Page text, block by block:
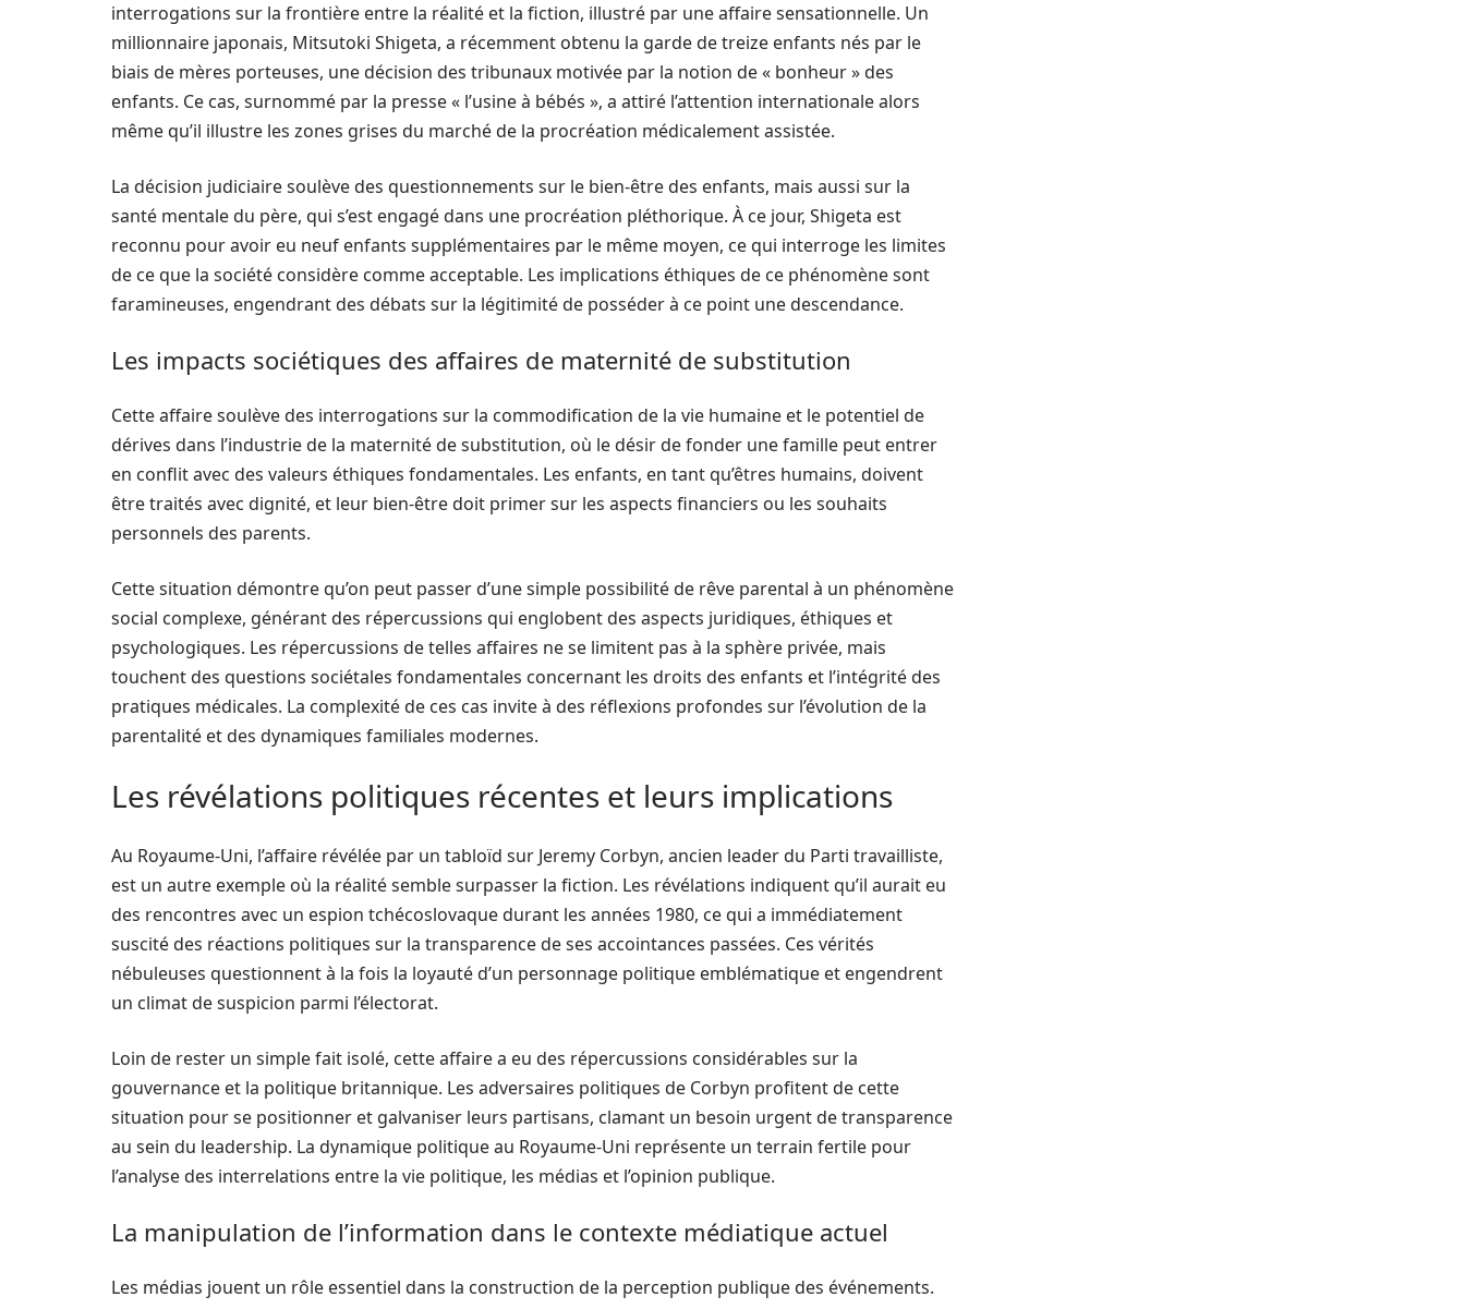
interrogations sur la frontière entre la réalité et la fiction, illustré par une affaire sensationnelle. Un
millionnaire japonais, Mitsutoki Shigeta, a récemment obtenu la garde de treize enfants nés par le
biais de mères porteuses, une décision des tribunaux motivée par la notion de « bonheur » des
enfants. Ce cas, surnommé par la presse « l’usine à bébés », a attiré l’attention internationale alors
même qu’il illustre les zones grises du marché de la procréation médicalement assistée.
La décision judiciaire soulève des questionnements sur le bien-être des enfants, mais aussi sur la
santé mentale du père, qui s’est engagé dans une procréation pléthorique. À ce jour, Shigeta est
reconnu pour avoir eu neuf enfants supplémentaires par le même moyen, ce qui interroge les limites
de ce que la société considère comme acceptable. Les implications éthiques de ce phénomène sont
faramineuses, engendrant des débats sur la légitimité de posséder à ce point une descendance.
Les impacts sociétiques des affaires de maternité de substitution
Cette affaire soulève des interrogations sur la commodification de la vie humaine et le potentiel de
dérives dans l’industrie de la maternité de substitution, où le désir de fonder une famille peut entrer
en conflit avec des valeurs éthiques fondamentales. Les enfants, en tant qu’êtres humains, doivent
être traités avec dignité, et leur bien-être doit primer sur les aspects financiers ou les souhaits
personnels des parents.
Cette situation démontre qu’on peut passer d’une simple possibilité de rêve parental à un phénomène
social complexe, générant des répercussions qui englobent des aspects juridiques, éthiques et
psychologiques. Les répercussions de telles affaires ne se limitent pas à la sphère privée, mais
touchent des questions sociétales fondamentales concernant les droits des enfants et l’intégrité des
pratiques médicales. La complexité de ces cas invite à des réflexions profondes sur l’évolution de la
parentalité et des dynamiques familiales modernes.
Les révélations politiques récentes et leurs implications
Au Royaume-Uni, l’affaire révélée par un tabloïd sur Jeremy Corbyn, ancien leader du Parti travailliste,
est un autre exemple où la réalité semble surpasser la fiction. Les révélations indiquent qu’il aurait eu
des rencontres avec un espion tchécoslovaque durant les années 1980, ce qui a immédiatement
suscité des réactions politiques sur la transparence de ses accointances passées. Ces vérités
nébuleuses questionnent à la fois la loyauté d’un personnage politique emblématique et engendrent
un climat de suspicion parmi l’électorat.
Loin de rester un simple fait isolé, cette affaire a eu des répercussions considérables sur la
gouvernance et la politique britannique. Les adversaires politiques de Corbyn profitent de cette
situation pour se positionner et galvaniser leurs partisans, clamant un besoin urgent de transparence
au sein du leadership. La dynamique politique au Royaume-Uni représente un terrain fertile pour
l’analyse des interrelations entre la vie politique, les médias et l’opinion publique.
La manipulation de l’information dans le contexte médiatique actuel
Les médias jouent un rôle essentiel dans la construction de la perception publique des événements.